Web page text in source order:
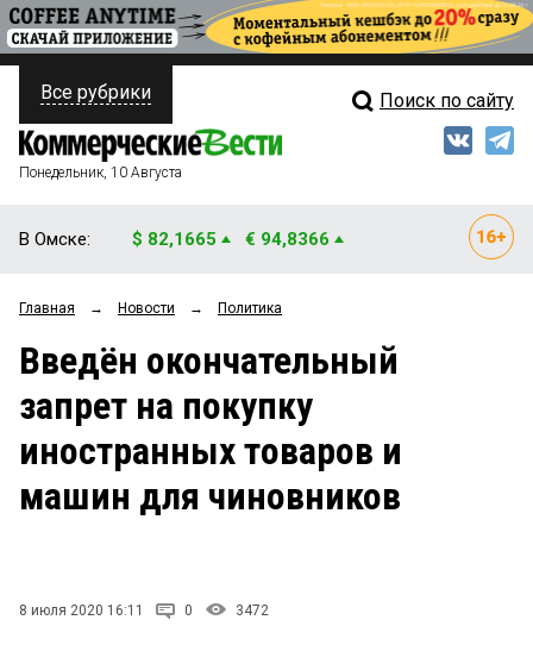
ПОЛИТИКА
ФИНАНСЫ
ОБЩЕСТВО
ЗАКОН
НОВОСТИ КОМПАНИЙ
Свежий выпуск
Рейтинги
Блоги
Архив
Все рубрики Поиск по сайту
Понедельник, 10 Августа
В Омске: $ 82,1665 € 94,8366
Главная → Новости → Политика
Введён окончательный
запрет на покупку
иностранных товаров и
машин для чиновников
8 июля 2020 16:11 0 3472